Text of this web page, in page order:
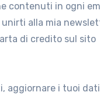
contenuti in ogni
unirti alla mia
di credito sul sito
aggiornare i tuoi